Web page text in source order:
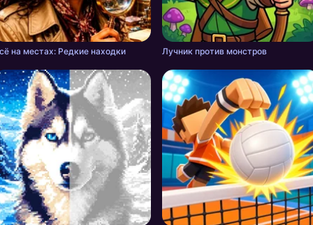
на местах: Редкие находки Лучник против монстров